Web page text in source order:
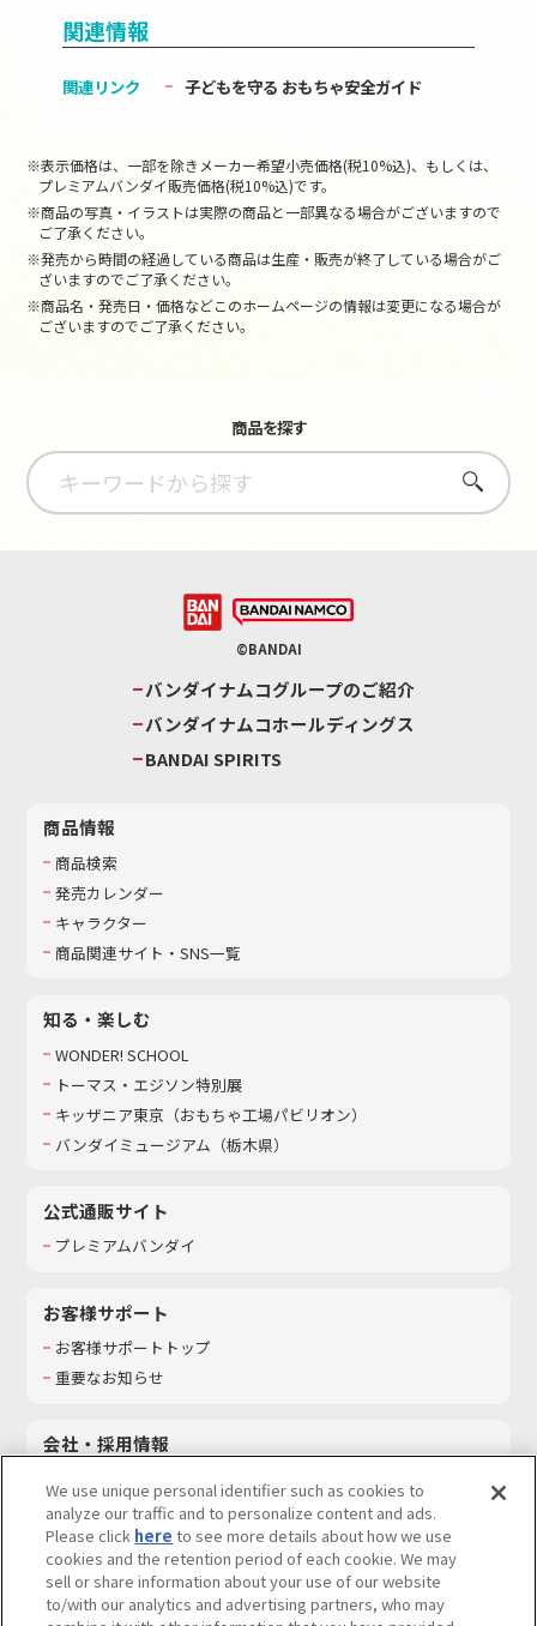
関連情報
関連リンク 子どもを守る おもちゃ安全ガイド
※表示価格は、一部を除きメーカー希望小売価格(税10%込)、もしくは、
プレミアムバンダイ販売価格(税10%込)です。
※商品の写真・イラストは実際の商品と一部異なる場合がございますので
ご了承ください。
※発売から時間の経過している商品は生産・販売が終了している場合がご
ざいますのでご了承ください。
※商品名・発売日・価格などこのホームページの情報は変更になる場合が
ございますのでご了承ください。
商品を探す
さがす
©BANDAI
バンダイナムコグループのご紹介
バンダイナムコホールディングス
BANDAI SPIRITS
商品情報
商品検索
発売カレンダー
キャラクター
商品関連サイト・SNS一覧
知る・楽しむ
WONDER! SCHOOL
トーマス・エジソン特別展
キッザニア東京（おもちゃ工場パビリオン）​
バンダイミュージアム（栃木県）
公式通販サイト
プレミアムバンダイ
お客様サポート
お客様サポートトップ
重要なお知らせ
会社・採用情報
採用情報
サステナビリティ
お問い合わせ
We use unique personal identifier such as cookies to
analyze our traffic and to personalize content and ads.
Please click here to see more details about how we use
cookies and the retention period of each cookie. We may
sell or share information about your use of our website
to/with our analytics and advertising partners, who may